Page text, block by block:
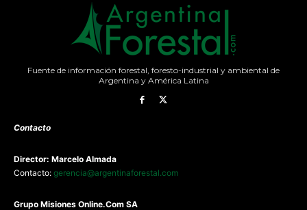
Fuente de información forestal, foresto-industrial y ambiental de
Argentina y América Latina
Contacto
Director: Marcelo Almada
Contacto: gerencia@argentinaforestal.com
Grupo Misiones Online.Com SA